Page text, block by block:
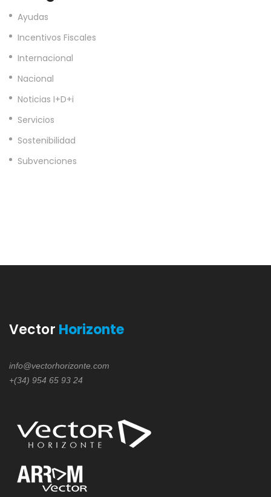
Ayudas
Incentivos Fiscales
Internacional
Nacional
Noticias I+D+i
Servicios
Sostenibilidad
Subvenciones
Vector Horizonte
info@vectorhorizonte.com
+(34) 954 65 93 24